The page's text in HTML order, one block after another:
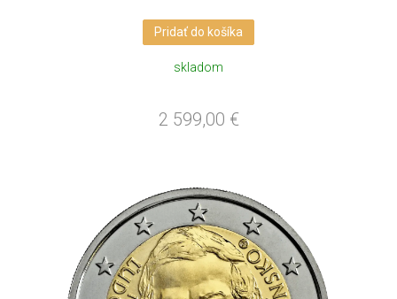
Pridať do košíka
skladom
2 599,00 €